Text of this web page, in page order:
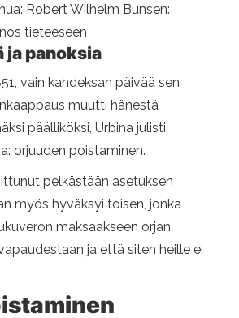
Robert Wilhelm Bunsen:
tieteeseen
ja panoksia
vain kahdeksan päivää sen
muutti hänestä
päälliköksi, Urbina julisti
orjuuden poistaminen.
pelkästään asetuksen
myös hyväksyi toisen, jonka
maksaakseen orjan
​​ja että siten heille ei